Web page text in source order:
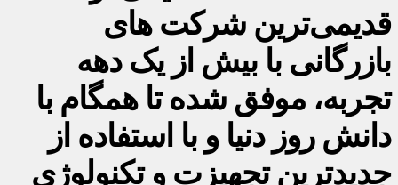
قدیمی‌ترین شرکت های
بازرگانی با بیش از یک دهه
تجربه، موفق شده تا همگام با
دانش روز دنیا و با استفاده از
جدیدترین تجهیزت و تکنولوژی